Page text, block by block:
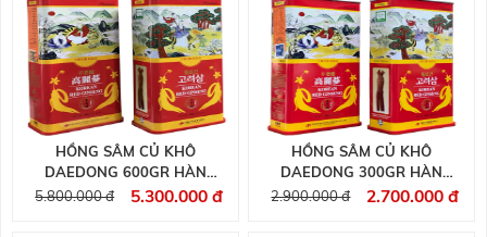
HỒNG SÂM CỦ KHÔ
DAEDONG 600GR HÀN
QUỐC
5.800.000 đ 5.300.000 đ
HỒNG SÂM CỦ KHÔ
DAEDONG 300GR HÀN
QUỐC
2.900.000 đ 2.700.000 đ